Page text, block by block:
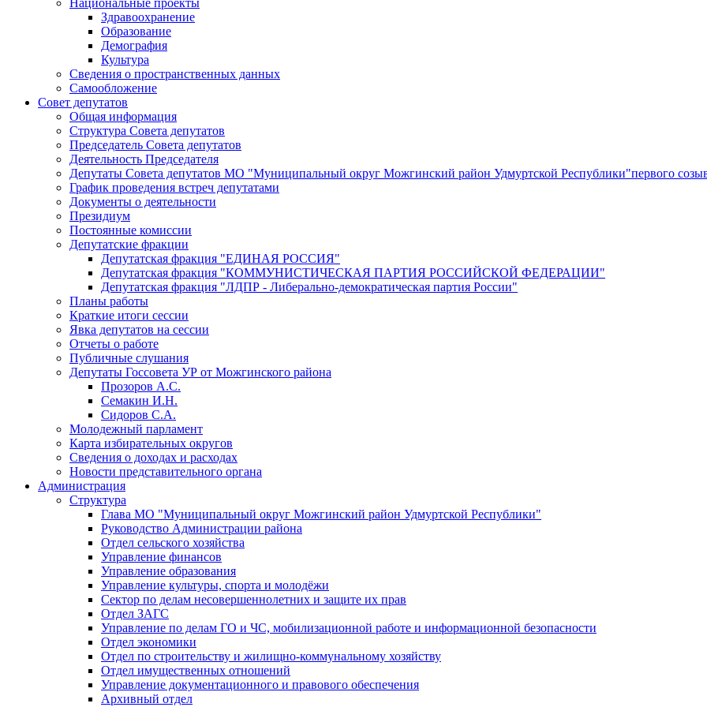
Здравоохранение
Образование
Демография
Культура
Сведения о пространственных данных
Самообложение
Совет депутатов
Общая информация
Структура Совета депутатов
Председатель Совета депутатов
Деятельность Председателя
Депутаты Совета депутатов МО "Муниципальный округ Можгинский район Удмуртской Республики"первого
График проведения встреч депутатами
Документы о деятельности
Президиум
Постоянные комиссии
Депутатские фракции
Депутатская фракция "ЕДИНАЯ РОССИЯ"
Депутатская фракция "КОММУНИСТИЧЕСКАЯ ПАРТИЯ РОССИЙСКОЙ ФЕДЕРАЦИИ"
Депутатская фракция "ЛДПР - Либерально-демократическая партия России"
Планы работы
Краткие итоги сессии
Явка депутатов на сессии
Отчеты о работе
Публичные слушания
Депутаты Госсовета УР от Можгинского района
Прозоров А.С.
Семакин И.Н.
Сидоров С.А.
Молодежный парламент
Карта избирательных округов
Сведения о доходах и расходах
Новости представительного органа
Администрация
Структура
Глава МО "Муниципальный округ Можгинский район Удмуртской Республики"
Руководство Администрации района
Отдел сельского хозяйства
Управление финансов
Управление образования
Управление культуры, спорта и молодёжи
Сектор по делам несовершеннолетних и защите их прав
Отдел ЗАГС
Управление по делам ГО и ЧС, мобилизационной работе и информационной безопасности
Отдел экономики
Отдел по строительству и жилищно-коммунальному хозяйству
Отдел имущественных отношений
Управление документационного и правового обеспечения
Архивный отдел